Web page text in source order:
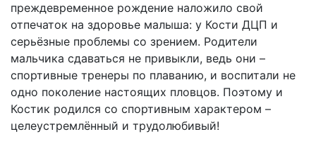
преждевременное рождение наложило свой
отпечаток на здоровье малыша: у Кости ДЦП и
серьёзные проблемы со зрением. Родители
мальчика сдаваться не привыкли, ведь они –
спортивные тренеры по плаванию, и воспитали не
одно поколение настоящих пловцов. Поэтому и
Костик родился со спортивным характером –
целеустремлённый и трудолюбивый!